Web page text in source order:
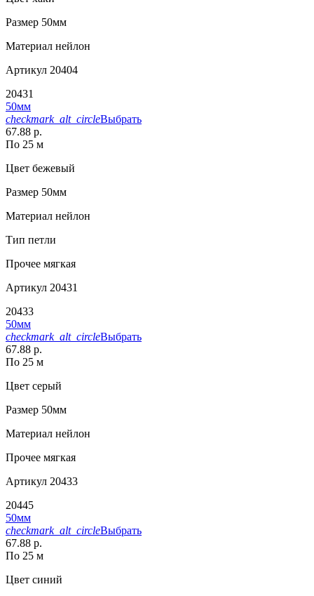
Размер 50мм
Материал нейлон
Артикул 20404
20431
50мм
checkmark_alt_circleВыбрать
67.88 р.
По 25 м
Цвет бежевый
Размер 50мм
Материал нейлон
Тип петли
Прочее мягкая
Артикул 20431
20433
50мм
checkmark_alt_circleВыбрать
67.88 р.
По 25 м
Цвет серый
Размер 50мм
Материал нейлон
Прочее мягкая
Артикул 20433
20445
50мм
checkmark_alt_circleВыбрать
67.88 р.
По 25 м
Цвет синий